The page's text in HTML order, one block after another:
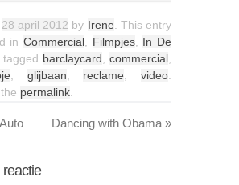
28 april 2012 by Irene . This entry
in Commercial Filmpjes, In De
tagged barclaycard commercial
glijbaan reclame video
permalink
Dancing with Obama »